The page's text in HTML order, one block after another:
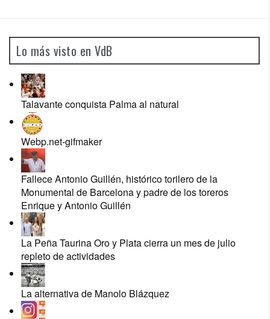
Lo más visto en VdB
Talavante conquista Palma al natural
Webp.net-gifmaker
Fallece Antonio Guillén, histórico torilero de la
Monumental de Barcelona y padre de los toreros
Enrique y Antonio Guillén
La Peña Taurina Oro y Plata cierra un mes de julio
repleto de actividades
La alternativa de Manolo Blázquez